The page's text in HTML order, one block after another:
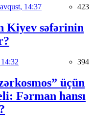
14:37 423
Kiyev səfərinin
394
üçün
Fərman hansı